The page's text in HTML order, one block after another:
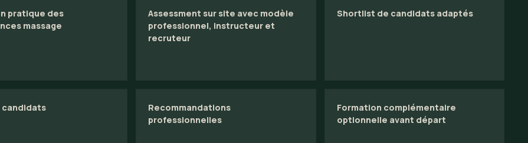
pratique des
massage
Assessment sur site avec modèle
professionnel, instructeur et
recruteur
Shortlist de candidats adaptés
candidats
Recommandations
professionnelles
Formation complémentaire
optionnelle avant départ